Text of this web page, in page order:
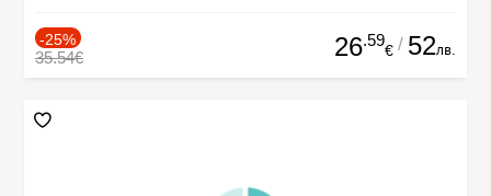
-25%
35.54€ 26.59
€ / 52лв.